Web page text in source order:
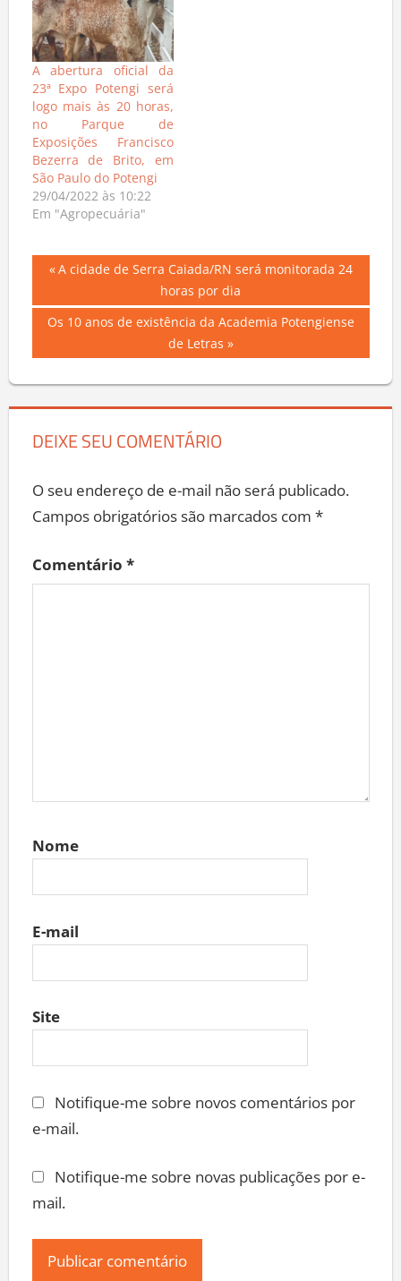
A abertura oficial da
23ª Expo Potengi será
logo mais às 20 horas,
no Parque de
Exposições Francisco
Bezerra de Brito, em
São Paulo do Potengi
29/04/2022 às 10:22
Em "Agropecuária"
Navegação
de
Previous
A cidade de Serra Caiada/RN será monitorada 24
horas por dia
Next
Os 10 anos de existência da Academia Potengiense
de Letras
DEIXE SEU COMENTÁRIO
O seu endereço de e-mail não será publicado.
Campos obrigatórios são marcados com *
Comentário *
Nome
E-mail
Site
Notifique-me sobre novos comentários por
e-mail.
Notifique-me sobre novas publicações por e-
mail.